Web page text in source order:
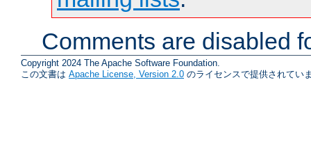
Comments are disabled
Copyright 2024 The Apache Software Foundation.
この文書は Apache License, Version 2.0 のライセンスで提供されてい